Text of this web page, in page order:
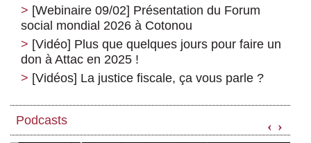
[Webinaire 09/02] Présentation du Forum
social mondial 2026 à Cotonou
[Vidéo] Plus que quelques jours pour faire un
don à Attac en 2025 !
[Vidéos] La justice fiscale, ça vous parle ?
Podcasts ‹ ›